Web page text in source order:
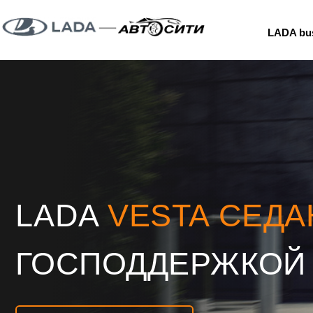
LADA business
Модельный ряд
VESTA
ГОСПОДДЕРЖКОЙ
ВЫГОДА